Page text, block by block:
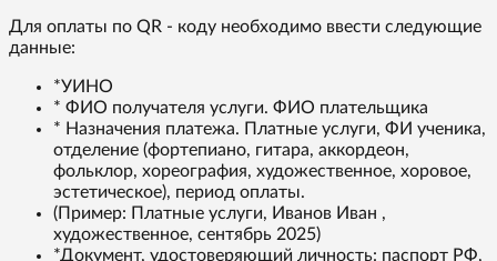
Для оплаты по QR - коду необходимо ввести следующие
данные:
*УИНО
* ФИО получателя услуги. ФИО плательщика
* Назначения платежа. Платные услуги, ФИ ученика,
отделение (фортепиано, гитара, аккордеон,
фольклор, хореография, художественное, хоровое,
эстетическое), период оплаты.
(Пример: Платные услуги, Иванов Иван ,
художественное, сентябрь 2025)
*Документ, удостоверяющий личность: паспорт РФ,